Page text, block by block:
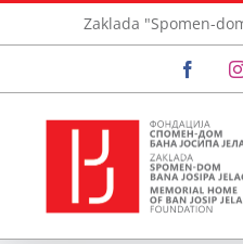
to
Zaklada "Spomen-